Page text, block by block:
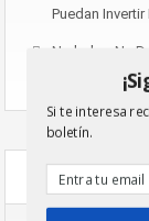
Puedan Invertir
Narkolog Na
Archives
Si te interesa
boletín.